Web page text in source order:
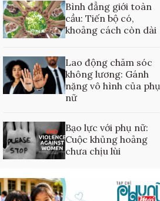
Bình đẳng giới toàn
cầu: Tiến bộ có,
khoảng cách còn dài
Lao động chăm sóc
không lương: Gánh
nặng vô hình của phụ
nữ
Bạo lực với phụ nữ:
Cuộc khủng hoảng
chưa chịu lùi